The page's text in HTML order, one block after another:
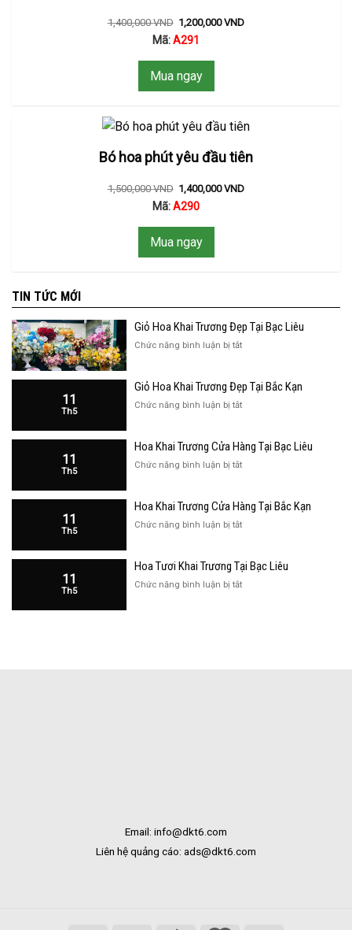
1,400,000VND 1,200,000VND
Mã:A291
Mua ngay
Bó hoa phút yêu đầu tiên
1,500,000VND 1,400,000VND
Mã:A290
Mua ngay
TIN TỨC MỚI
Giỏ Hoa Khai Trương Đẹp Tại Bạc Liêu
Chức năng bình luận bị tắtở
Khai
Đẹp
Liêu
11
Th5
Giỏ Hoa Khai Trương Đẹp Tại Bắc Kạn
Chức năng bình luận bị tắtở
Khai
Đẹp
Kạn
11
Th5
Hoa Khai Trương Cửa Hàng Tại Bạc Liêu
Chức năng bình luận bị tắtở
Trương
Hàng
Liêu
11
Th5
Hoa Khai Trương Cửa Hàng Tại Bắc Kạn
Chức năng bình luận bị tắtở
Trương
Hàng
11
Th5
Hoa Tươi Khai Trương Tại Bạc Liêu
Chức năng bình luận bị tắtở
Email: info@dkt6.com
Liên hệ quảng cáo: ads@dkt6.com